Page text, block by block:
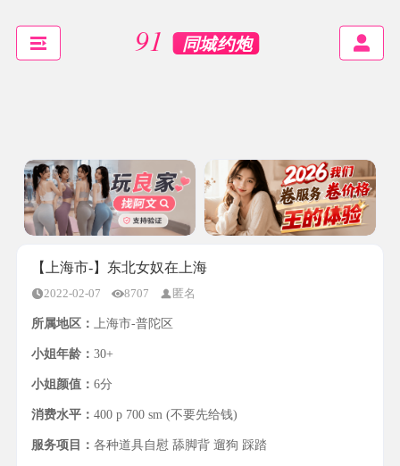
【上海市-】东北女奴在上海
2022-02-07 8707 匿名
所属地区： 上海市-普陀区
小姐年龄： 30+
小姐颜值： 6分
消费水平： 400 p 700 sm (不要先给钱)
服务项目： 各种道具自慰 舔脚背 遛狗 踩踏